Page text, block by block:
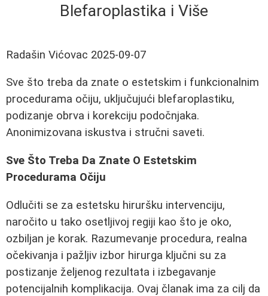
Blefaroplastika i Više
Radašin Vićovac 2025-09-07
Sve što treba da znate o estetskim i funkcionalnim
procedurama očiju, uključujući blefaroplastiku,
podizanje obrva i korekciju podočnjaka.
Anonimizovana iskustva i stručni saveti.
Sve Što Treba Da Znate O Estetskim
Procedurama Očiju
Odlučiti se za estetsku hiruršku intervenciju,
naročito u tako osetljivoj regiji kao što je oko,
ozbiljan je korak. Razumevanje procedura, realna
očekivanja i pažljiv izbor hirurga ključni su za
postizanje željenog rezultata i izbegavanje
potencijalnih komplikacija. Ovaj članak ima za cilj da